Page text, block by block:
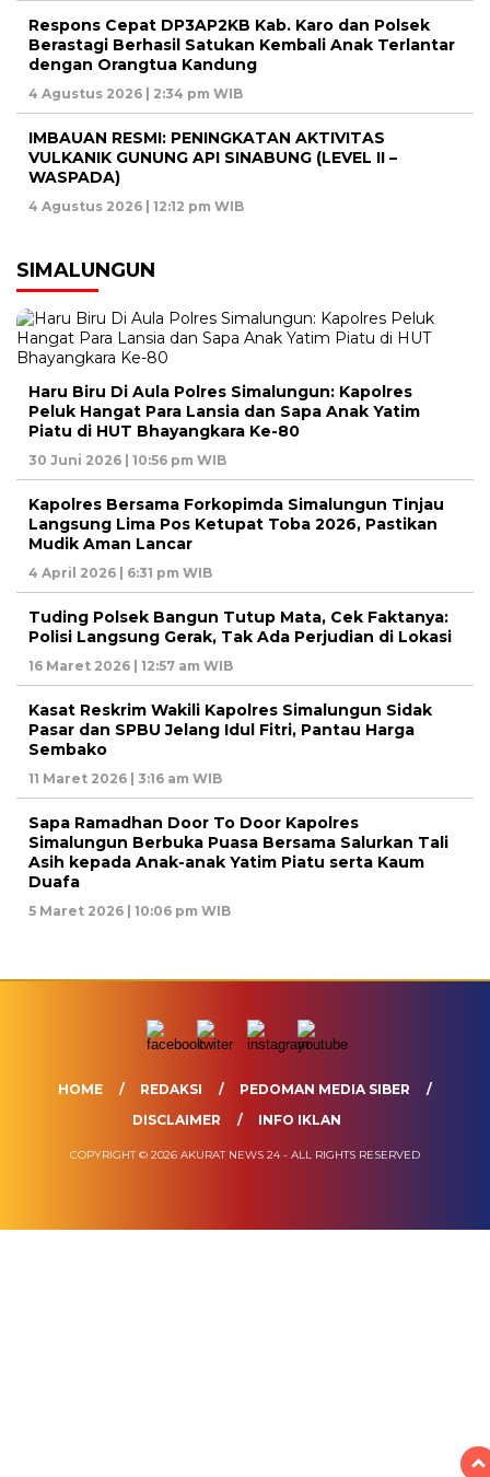
Respons Cepat DP3AP2KB Kab. Karo dan Polsek
Berastagi Berhasil Satukan Kembali Anak Terlantar
dengan Orangtua Kandung
4 Agustus 2026 | 2:34 pm WIB
IMBAUAN RESMI: PENINGKATAN AKTIVITAS
VULKANIK GUNUNG API SINABUNG (LEVEL II –
WASPADA)
4 Agustus 2026 | 12:12 pm WIB
SIMALUNGUN
Haru Biru Di Aula Polres Simalungun: Kapolres
Peluk Hangat Para Lansia dan Sapa Anak Yatim
Piatu di HUT Bhayangkara Ke-80
30 Juni 2026 | 10:56 pm WIB
Kapolres Bersama Forkopimda Simalungun Tinjau
Langsung Lima Pos Ketupat Toba 2026, Pastikan
Mudik Aman Lancar
4 April 2026 | 6:31 pm WIB
Tuding Polsek Bangun Tutup Mata, Cek Faktanya:
Polisi Langsung Gerak, Tak Ada Perjudian di Lokasi
16 Maret 2026 | 12:57 am WIB
Kasat Reskrim Wakili Kapolres Simalungun Sidak
Pasar dan SPBU Jelang Idul Fitri, Pantau Harga
Sembako
11 Maret 2026 | 3:16 am WIB
Sapa Ramadhan Door To Door Kapolres
Simalungun Berbuka Puasa Bersama Salurkan Tali
Asih kepada Anak-anak Yatim Piatu serta Kaum
Duafa
5 Maret 2026 | 10:06 pm WIB
HOME REDAKSI
PEDOMAN MEDIA SIBER
DISCLAIMER
INFO IKLAN
COPYRIGHT © 2026 AKURAT NEWS 24 - ALL RIGHTS RESERVED